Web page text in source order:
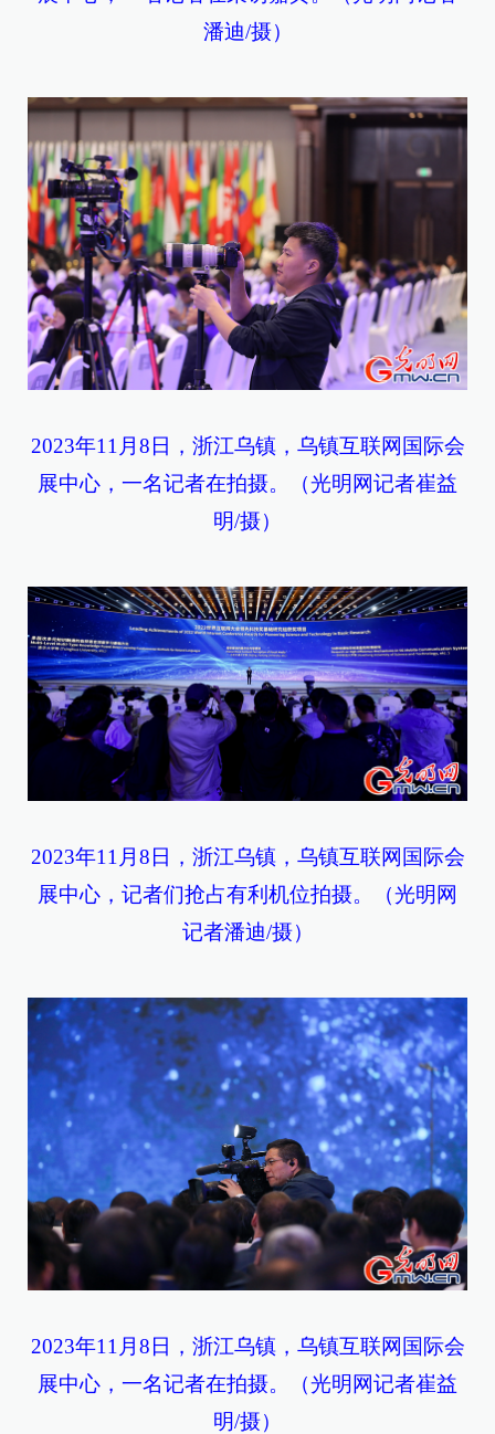
潘迪/摄）
2023年11月8日，浙江乌镇，乌镇互联网国际会
展中心，一名记者在拍摄。（光明网记者崔益
明/摄）
2023年11月8日，浙江乌镇，乌镇互联网国际会
展中心，记者们抢占有利机位拍摄。（光明网
记者潘迪/摄）
2023年11月8日，浙江乌镇，乌镇互联网国际会
展中心，一名记者在拍摄。（光明网记者崔益
明/摄）